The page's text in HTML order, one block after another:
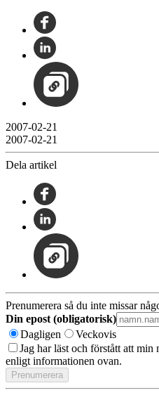
2007-02-21
2007-02-21
Dela artikel
Prenumerera så du inte missar
Din epost (obligatorisk)
Dagligen
Veckovis
Jag har läst och förstått att
enligt informationen ovan.